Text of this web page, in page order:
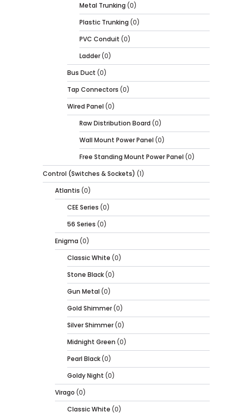
Metal Trunking (0)
Plastic Trunking (0)
PVC Conduit (0)
Ladder(0)
Bus Duct (0)
Tap Connectors (0)
Wired Panel(0)
Raw Distribution Board (0)
Wall Mount Power Panel(0)
Free Standing Mount Power Panel(0)
Control (Switches & Sockets) (1)
Atlantis (0)
CEE Series (0)
56 Series (0)
Enigma (0)
Classic White (0)
Stone Black(0)
Gun Metal(0)
Gold Shimmer(0)
Silver Shimmer(0)
Midnight Green (0)
Pearl Black(0)
Goldy Night (0)
Virago (0)
Classic White (0)